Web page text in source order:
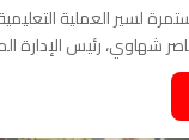
لسير العملية
شهاوي، رئيس الإدارة